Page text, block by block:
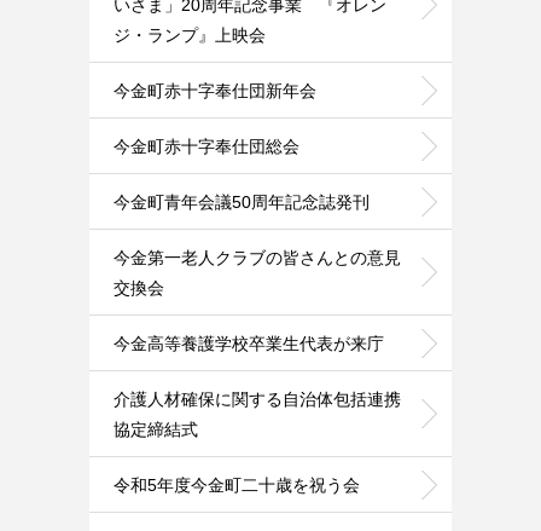
いさま」20周年記念事業 『オレン
ジ・ランプ』上映会
今金町赤十字奉仕団新年会
今金町赤十字奉仕団総会
今金町青年会議50周年記念誌発刊
今金第一老人クラブの皆さんとの意見
交換会
今金高等養護学校卒業生代表が来庁
介護人材確保に関する自治体包括連携
協定締結式
令和5年度今金町二十歳を祝う会